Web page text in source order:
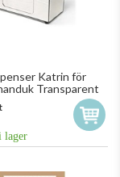
Katrin för
Transparent
lager